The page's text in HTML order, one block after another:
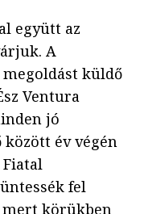
együtt az
A
küldő
Ventura
jó
év végén
fel
körükben